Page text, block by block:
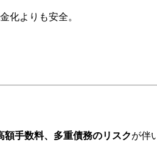
化よりも安全。
額手数料、多重債務のリスクが伴